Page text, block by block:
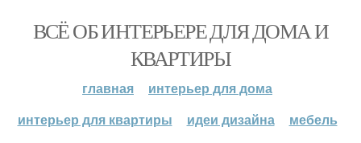
ВСЁ ОБ ИНТЕРЬЕРЕ ДЛЯ ДОМА И
КВАРТИРЫ
главная
интерьер для дома
интерьер для квартиры
идеи дизайна мебель